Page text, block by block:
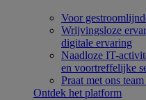
Voor
Wrijvingsloze
digitale ervaring
Naadloze IT-
en voortreffelijke
Praat met ons team
Ontdek het platform